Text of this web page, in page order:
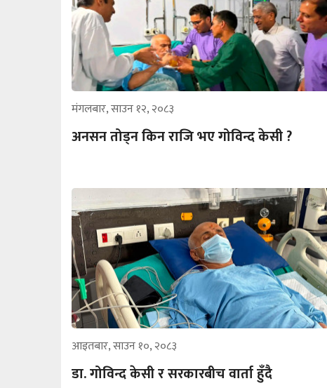
मंगलबार, साउन १२, २०८३
अनसन तोड्न किन राजि भए गोविन्द केसी ?
आइतबार, साउन १०, २०८३
डा. गोविन्द केसी र सरकारबीच वार्ता हुँदै